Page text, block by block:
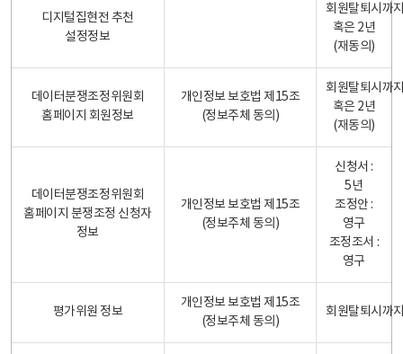
디지털집현전 추천
설정정보
회원탈퇴시까
혹은 2년
(재동의)
데이터분쟁조정위원회
홈페이지 회원정보
개인정보 보호법 제15조
(정보주체 동의)
회원탈퇴시까
혹은 2년
(재동의)
데이터분쟁조정위원회
홈페이지 분쟁조정 신청자
정보
개인정보 보호법 제15조
(정보주체 동의)
신청서 :
5년
조정안 :
영구
조정조서 :
영구
평가위원 정보
개인정보 보호법 제15조
(정보주체 동의)
회원탈퇴시까